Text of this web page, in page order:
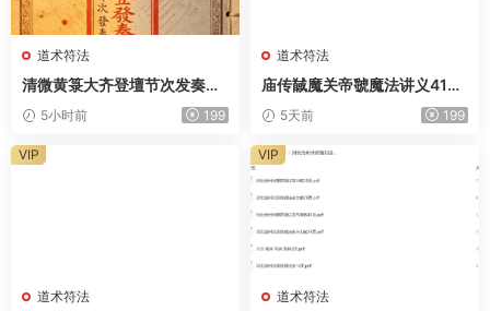
道术符法
清微黄箓大齐登壇节次发奏科
仪259页电子版
5小时前 199
道术符法
庙传馘魔关帝虢魔法讲义41页
电子版
5天前 199
道术符法
VIP
道术符法
VIP